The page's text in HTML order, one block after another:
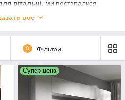
вітальні, ми постаралися
сегмента. Традиційно
моделей, які можна
так і нестандартних кольорах,
ескіз або проект Вашого
це можуть бути:
виробників Krono, Egger, CLEAF
файн-лайн ; скло і сталь ( в тому
все
0 Фільтри
Супер цена